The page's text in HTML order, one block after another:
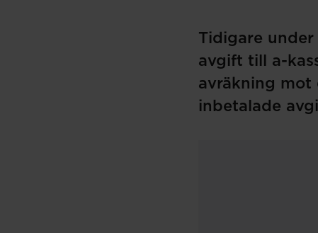
Tidigare
avgift till a-
avräkning mot
inbetalade